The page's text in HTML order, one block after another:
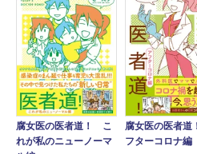
腐女医の医者道！ こ
れが私のニューノーマ
腐女医の医者
フターコロナ編